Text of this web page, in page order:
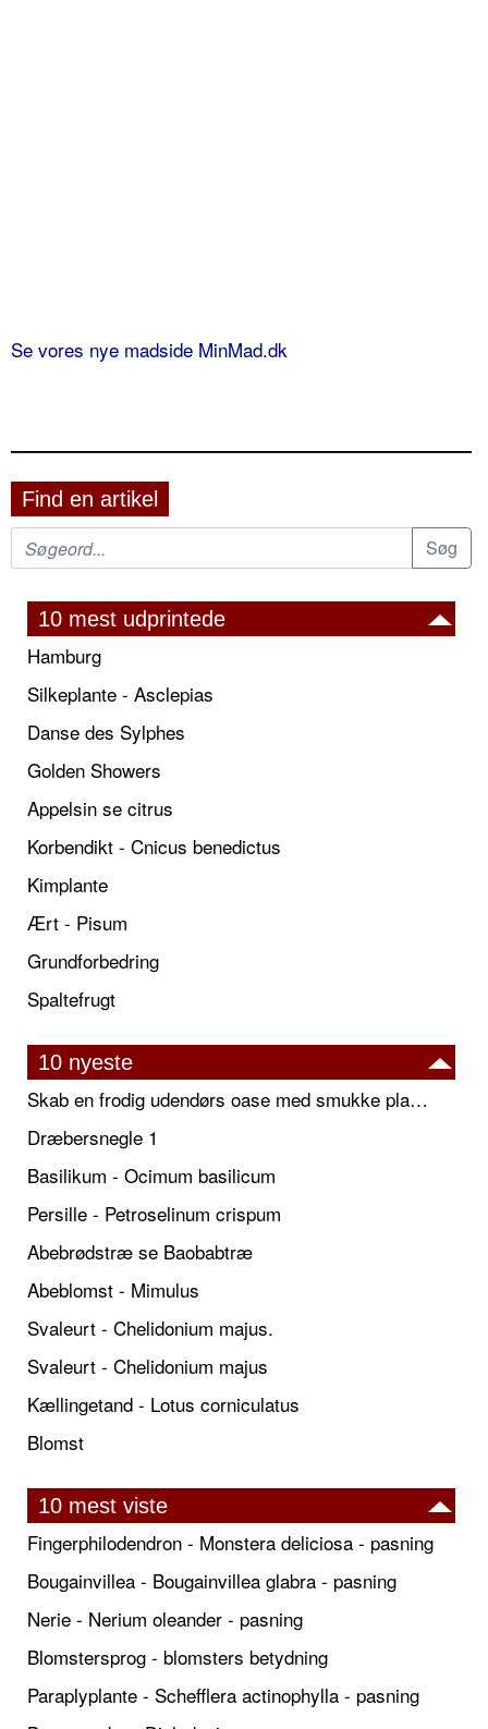
Se vores nye madside MinMad.dk
Find en artikel
10 mest udprintede
Hamburg
Silkeplante - Asclepias
Danse des Sylphes
Golden Showers
Appelsin se citrus
Korbendikt - Cnicus benedictus
Kimplante
Ært - Pisum
Grundforbedring
Spaltefrugt
10 nyeste
Skab en frodig udendørs oase med smukke plantekrukker og elegante espalier
Dræbersnegle 1
Basilikum - Ocimum basilicum
Persille - Petroselinum crispum
Abebrødstræ se Baobabtræ
Abeblomst - Mimulus
Svaleurt - Chelidonium majus.
Svaleurt - Chelidonium majus
Kællingetand - Lotus corniculatus
Blomst
10 mest viste
Fingerphilodendron - Monstera deliciosa - pasning
Bougainvillea - Bougainvillea glabra - pasning
Nerie - Nerium oleander - pasning
Blomstersprog - blomsters betydning
Paraplyplante - Schefflera actinophylla - pasning